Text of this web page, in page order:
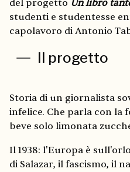
del progetto Un libro
studenti e studentesse
capolavoro di Antonio
Il progetto
Storia di un giornalista
infelice. Che parla con la
beve solo limonata
Il 1938: l'Europa è
di Salazar, il fascismo, il